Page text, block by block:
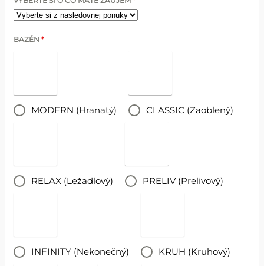
BAZÉN *
MODERN (Hranatý) CLASSIC (Zaoblený)
RELAX (Ležadlový) PRELIV (Prelivový)
INFINITY (Nekonečný) KRUH (Kruhový)